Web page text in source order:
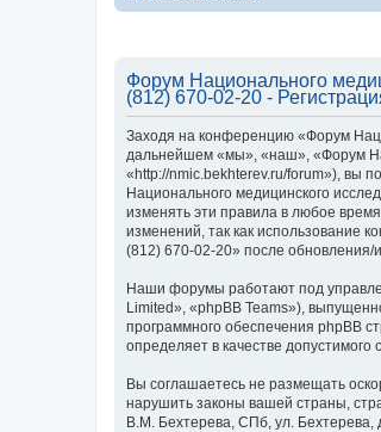
Форум Национального
(812) 670-02-20 -
Заходя на конференцию «Форум
дальнейшем «мы», «наш», «Форум
«http://nmic.bekhterev.ru/forum»), вы
Национального медицинского
изменять эти правила в любое
изменений, так как использование
(812) 670-02-20» после обновления/
Наши форумы работают под
Limited», «phpBB Teams»),
программного обеспечения phpBB
определяет в качестве
Вы соглашаетесь не размещать
нарушить законы вашей страны,
В.М. Бехтерева, СПб, ул.